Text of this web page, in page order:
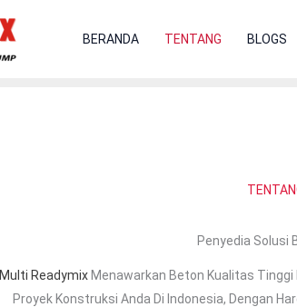
BERANDA TENTANG BLOGS
Penyedia Solusi
Multi ReadymixMenawarkan Beton Kualitas Tinggi
Proyek Konstruksi Anda Di Indonesia, Dengan